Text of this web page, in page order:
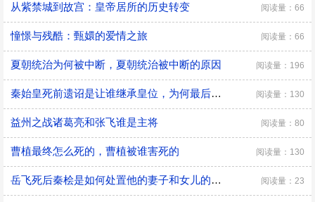
从紫禁城到故宫：皇帝居所的历史转变 阅读量：66
憧憬与残酷：甄嬛的爱情之旅 阅读量：66
夏朝统治为何被中断，夏朝统治被中断的原因 阅读量：196
秦始皇死前遗诏是让谁继承皇位，为何最后是胡亥继位 阅读量：130
益州之战诸葛亮和张飞谁是主将 阅读量：80
曹植最终怎么死的，曹植被谁害死的 阅读量：130
​岳飞死后秦桧是如何处置他的妻子和女儿的，秦桧怎么处置岳飞家人的 阅读量：23